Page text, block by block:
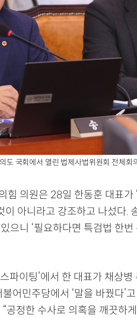
도 국회에서 열린 법제사법위원회 전체회
힘 의원은 28일 한동훈 대표가
이 아니라고 강조하고 나섰다.
으니 ‘필요하다면 특검법 한번
파이팅’에서 한 대표가 채상
어민주당에서 ‘말을 바꿨다’
공정한 수사로 의혹을 깨끗하